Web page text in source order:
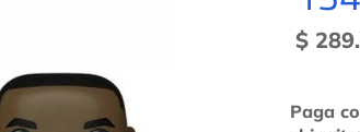
Precio
$